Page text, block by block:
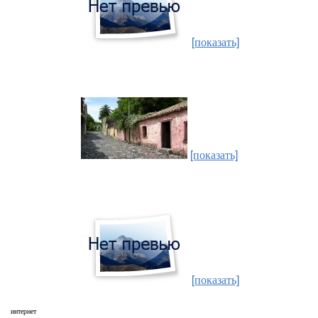
[показать]
[показать]
[показать]
интернет